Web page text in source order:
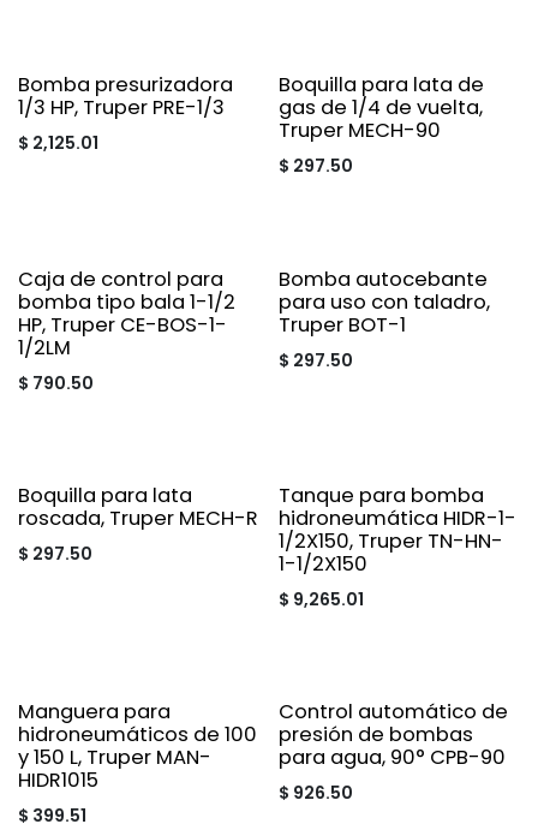
Bomba presurizadora
1/3 HP, Truper PRE-1/3
$ 2,125.01
Boquilla para lata de
gas de 1/4 de vuelta,
Truper MECH-90
$ 297.50
Caja de control para
bomba tipo bala 1-1/2
HP, Truper CE-BOS-1-
1/2LM
$ 790.50
Bomba autocebante
para uso con taladro,
Truper BOT-1
$ 297.50
Boquilla para lata
roscada, Truper MECH-R
$ 297.50
Tanque para bomba
hidroneumática HIDR-1-
1/2X150, Truper TN-HN-
1-1/2X150
$ 9,265.01
Manguera para
hidroneumáticos de 100
y 150 L, Truper MAN-
HIDR1015
$ 399.51
Control automático de
presión de bombas
para agua, 90° CPB-90
$ 926.50